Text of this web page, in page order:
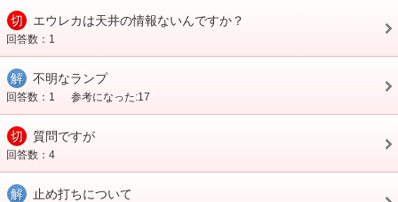
切 エウレカは天井の情報ないんですか？
回答数：1
解 不明なランプ
回答数：1 参考になった:17
切 質問ですが
回答数：4
解 止め打ちについて